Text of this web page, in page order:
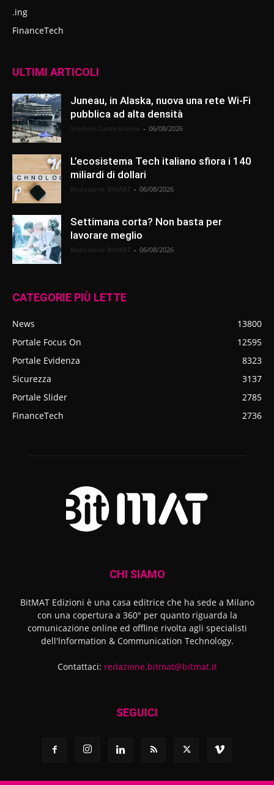
.ing
FinanceTech
ULTIMI ARTICOLI
Juneau, in Alaska, nuova una rete Wi-Fi
pubblica ad alta densità
- 06/08/2026
L’ecosistema Tech italiano sfiora i 140
miliardi di dollari
- 06/08/2026
Settimana corta? Non basta per
lavorare meglio
- 06/08/2026
CATEGORIE PIÙ LETTE
News
13800
Portale Focus On
12595
Portale Evidenza
8323
Sicurezza
3137
Portale Slider
2785
FinanceTech
2736
CHI SIAMO
BitMAT Edizioni è una casa editrice che ha sede a Milano
con una copertura a 360° per quanto riguarda la
comunicazione online ed offline rivolta agli specialisti
dell'lnformation & Communication Technology.
Contattaci: redazione.bitmat@bitmat.it
SEGUICI